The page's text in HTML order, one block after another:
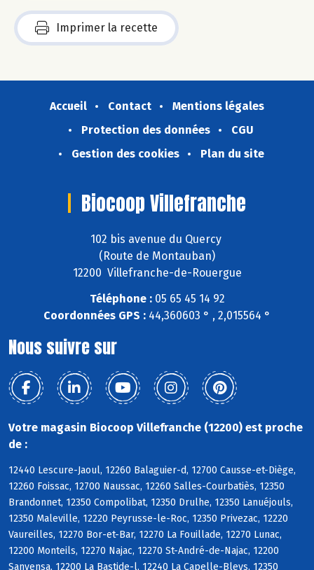
Imprimer la recette
Accueil Contact
Mentions légales
Protection des données
CGU
Gestion des cookies
Plan du site
Biocoop Villefranche
102 bis avenue du Quercy
(Route de Montauban)
12200 Villefranche-de-Rouergue
Téléphone :05 65 45 14 92
Coordonnées GPS : 44,360603 ° , 2,015564 °
Nous suivre sur
Votre magasin Biocoop Villefranche (12200) est proche
de :
12440 Lescure-Jaoul, 12260 Balaguier-d, 12700 Causse-et-Diège,
12260 Foissac, 12700 Naussac, 12260 Salles-Courbatiès, 12350
Brandonnet, 12350 Compolibat, 12350 Drulhe, 12350 Lanuéjouls,
12350 Maleville, 12220 Peyrusse-le-Roc, 12350 Privezac, 12220
Vaureilles, 12270 Bor-et-Bar, 12270 La Fouillade, 12270 Lunac,
12200 Monteils, 12270 Najac, 12270 St-André-de-Najac, 12200
Sanvensa, 12200 La Bastide-l, 12240 La Capelle-Bleys, 12350